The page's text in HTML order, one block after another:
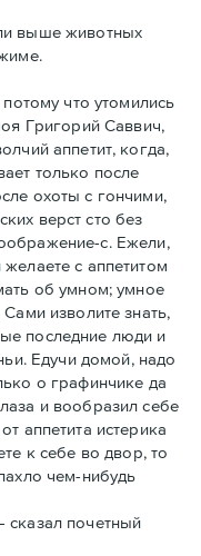
выше животных
что утомились
Григорий Саввич,
аппетит, когда,
только после
охоты с гончими,
верст сто без
с. Ежели,
с аппетитом
об умном; умное
изволите знать,
последние люди и
Едучи домой, надо
о графинчике да
и вообразил себе
аппетита истерика
к себе во двор, то
чем-нибудь
почетный